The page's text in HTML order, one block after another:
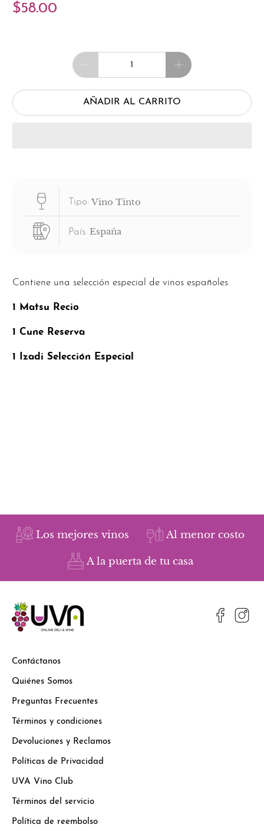
$58.00
Cantidad
AÑADIR AL CARRITO
Tipo: Vino Tinto
País: España
Contiene una selección especial de vinos españoles
1 Matsu Recio
1 Cune Reserva
1 Izadi Selección Especial
Los mejores vinos Al menor costo
A la puerta de tu casa
Contáctanos
Quiénes Somos
Preguntas Frecuentes
Términos y condiciones
Devoluciones y Reclamos
Políticas de Privacidad
UVA Vino Club
Términos del servicio
Política de reembolso